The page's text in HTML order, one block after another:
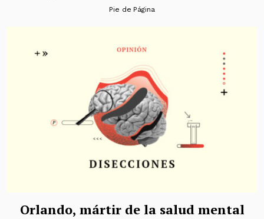
Pie de Página
Orlando, mártir de la salud mental